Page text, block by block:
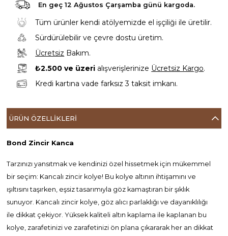
En geç 12 Ağustos Çarşamba günü kargoda.
Tüm ürünler kendi atölyemizde el işçiliği ile üretilir.
Sürdürülebilir ve çevre dostu üretim.
Ücretsiz Bakım.
₺2.500 ve üzeri alışverişlerinize Ücretsiz Kargo.
Kredi kartına vade farksız 3 taksit imkanı.
ÜRÜN ÖZELLIKLERI
Bond Zincir Kanca
Tarzınızı yansıtmak ve kendinizi özel hissetmek için mükemmel
bir seçim: Kancalı zincir kolye! Bu kolye altının ihtişamını ve
ışıltısını taşırken, eşsiz tasarımıyla göz kamaştıran bir şıklık
sunuyor. Kancalı zincir kolye, göz alıcı parlaklığı ve dayanıklılığı
ile dikkat çekiyor. Yüksek kaliteli altın kaplama ile kaplanan bu
kolye, zarafetinizi ve zarafetinizi ön plana çıkararak her an dikkat